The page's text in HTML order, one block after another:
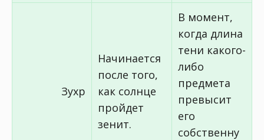
Зухр
Начинается
после того,
как солнце
пройдет
зенит.
В момент,
когда длина
тени какого-
либо
предмета
превысит
его
собственну